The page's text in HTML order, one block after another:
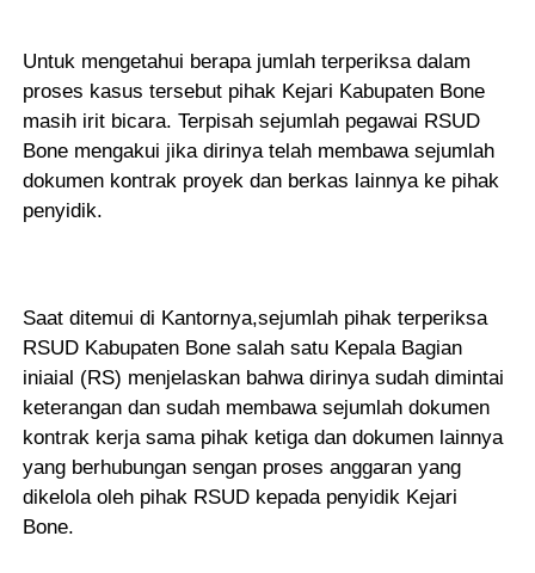
Untuk mengetahui berapa jumlah terperiksa dalam
proses kasus tersebut pihak Kejari Kabupaten Bone
masih irit bicara. Terpisah sejumlah pegawai RSUD
Bone mengakui jika dirinya telah membawa sejumlah
dokumen kontrak proyek dan berkas lainnya ke pihak
penyidik.
Saat ditemui di Kantornya,sejumlah pihak terperiksa
RSUD Kabupaten Bone salah satu Kepala Bagian
iniaial (RS) menjelaskan bahwa dirinya sudah dimintai
keterangan dan sudah membawa sejumlah dokumen
kontrak kerja sama pihak ketiga dan dokumen lainnya
yang berhubungan sengan proses anggaran yang
dikelola oleh pihak RSUD kepada penyidik Kejari
Bone.